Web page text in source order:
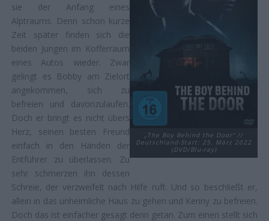
„The Boy Behind the Door“ //
Deutschland-Start: 25. März 2022
(DVD/Blu-ray)
sie der Anfang eines
Alptraums. Denn schon kurze
Zeit später finden sich die
beiden Jungen im Kofferraum
eines Autos wieder. Zwar
gelingt es Bobby am Zielort
angekommen, sich zu
befreien und davonzulaufen.
Doch er bringt es nicht übers
Herz, seinen besten Freund
einfach in den Händen der
Entführer zu überlassen. Zu
sehr schmerzen ihn dessen
Schreie, der verzweifelt nach Hilfe ruft. Und so beschließt er,
allein in das unheimliche Haus zu gehen und Kenny zu befreien.
Doch das ist einfacher gesagt denn getan. Zum einen stellt sich